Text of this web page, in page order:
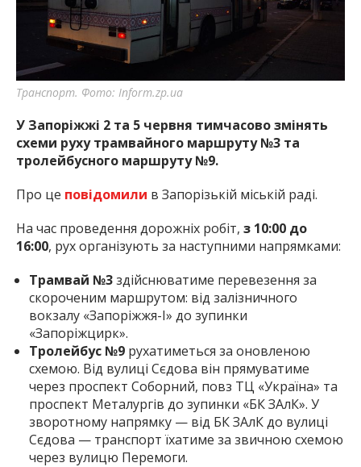
найважливішу інформацію про події
міста Запоріжжя та області.
Транспорт. Фото: Inform.zp.ua
У Запоріжжі 2 та 5 червня тимчасово змінять
схеми руху трамвайного маршруту №3 та
тролейбусного маршруту №9.
Про це повідомили в Запорізькій міській раді.
На час проведення дорожніх робіт, з 10:00 до
16:00, рух організують за наступними напрямками:
Трамвай №3здійснюватиме перевезення за
скороченим маршрутом: від залізничного
вокзалу «Запоріжжя-І» до зупинки
«Запоріжцирк».
Тролейбус №9 рухатиметься за оновленою
схемою. Від вулиці Сєдова він прямуватиме
через проспект Соборний, повз ТЦ «Україна» та
проспект Металургів до зупинки «БК ЗАлК». У
зворотному напрямку — від БК ЗАлК до вулиці
Сєдова — транспорт їхатиме за звичною схемою
через вулицю Перемоги.